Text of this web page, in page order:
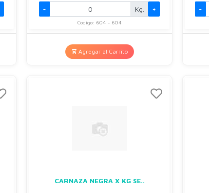
-
Kg. +
Codigo: 604 - 604
Agregar al Carrito
-
CARNAZA NEGRA X KG SE..